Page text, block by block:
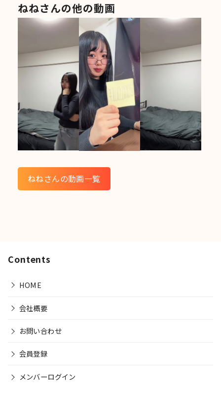
ねねさんの他の動画
ねねさんの動画一覧
Contents
HOME
会社概要
お問い合わせ
会員登録
メンバーログイン